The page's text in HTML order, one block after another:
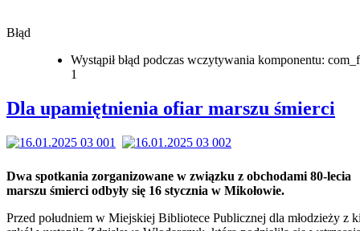
Błąd
Wystąpił błąd podczas wczytywania komponentu:
1
Dla upamiętnienia ofiar marszu śmierci
Dwa spotkania zorganizowane w związku z obchodami 80-lecia
marszu śmierci odbyły się 16 stycznia w Mikołowie.
Przed południem w Miejskiej Bibliotece Publicznej dla młodzieży z